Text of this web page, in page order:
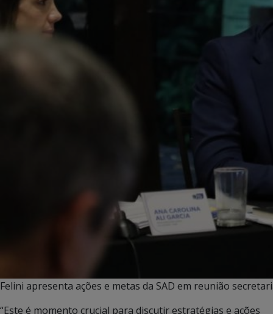
Felini apresenta ações e metas da SAD em reunião
“Este é momento crucial para discutir estratégias e ações